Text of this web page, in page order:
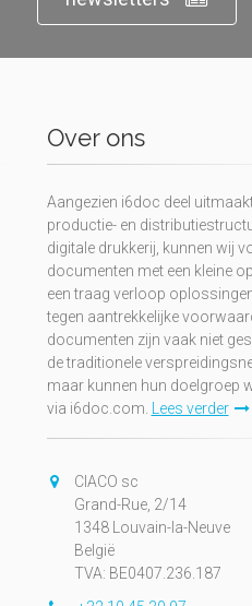
Over ons
Aangezien i6doc deel
productie- en
digitale drukkerij, kunnen wij
documenten met een kleine
een traag verloop
tegen aantrekkelijke
documenten zijn vaak niet
de traditionele
maar kunnen hun doelgroep
via i6doc.com.
Lees verder
CIACO sc
Grand-Rue, 2/14
1348 Louvain-la-Neuve
België
TVA: BE0407.236.187